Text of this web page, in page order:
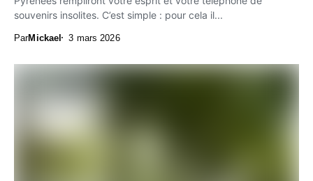
souvenirs insolites. C’est simple : pour cela il...
ParMickael 3 mars 2026